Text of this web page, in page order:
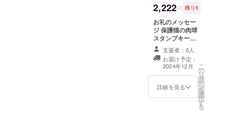
2,222円 残り5
お礼のメッセー
ジ 保護猫の肉球
スタンプキーホ
ルダー ※サイズ
10×10程度
支援者：0人
お届け予定：
2024年12月
詳細を見る
こ
の
リ
タ
ー
ン
を
選
択
す
る